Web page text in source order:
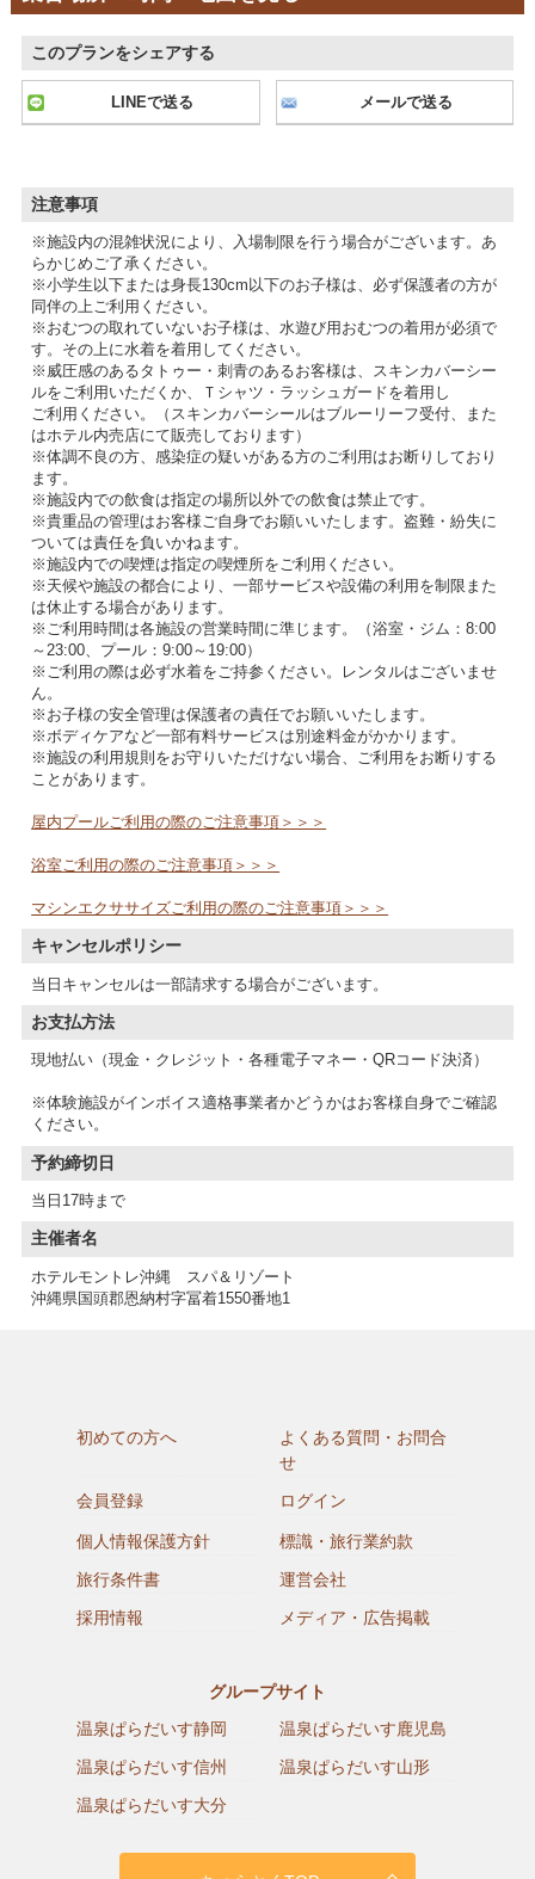
このプランをシェアする
LINEで送る メールで送る
注意事項
※施設内の混雑状況により、入場制限を行う場合がございます。あ
らかじめご了承ください。
※小学生以下または身長130cm以下のお子様は、必ず保護者の方が
同伴の上ご利用ください。
※おむつの取れていないお子様は、水遊び用おむつの着用が必須で
す。その上に水着を着用してください。
※威圧感のあるタトゥー・刺青のあるお客様は、スキンカバーシー
ルをご利用いただくか、Ｔシャツ・ラッシュガードを着用し
ご利用ください。（スキンカバーシールはブルーリーフ受付、また
はホテル内売店にて販売しております）
※体調不良の方、感染症の疑いがある方のご利用はお断りしており
ます。
※施設内での飲食は指定の場所以外での飲食は禁止です。
※貴重品の管理はお客様ご自身でお願いいたします。盗難・紛失に
ついては責任を負いかねます。
※施設内での喫煙は指定の喫煙所をご利用ください。
※天候や施設の都合により、一部サービスや設備の利用を制限また
は休止する場合があります。
※ご利用時間は各施設の営業時間に準じます。（浴室・ジム：8:00
～23:00、プール：9:00～19:00）
※ご利用の際は必ず水着をご持参ください。レンタルはございませ
ん。
※お子様の安全管理は保護者の責任でお願いいたします。
※ボディケアなど一部有料サービスは別途料金がかかります。
※施設の利用規則をお守りいただけない場合、ご利用をお断りする
ことがあります。
屋内プールご利用の際のご注意事項＞＞＞
浴室ご利用の際のご注意事項＞＞＞
マシンエクササイズご利用の際のご注意事項＞＞＞
キャンセルポリシー
当日キャンセルは一部請求する場合がございます。
お支払方法
現地払い（現金・クレジット・各種電子マネー・QRコード決済）
※体験施設がインボイス適格事業者かどうかはお客様自身でご確認
予約締切日
当日17時まで
主催者名
ホテルモントレ沖縄 スパ＆リゾート
沖縄県国頭郡恩納村字冨着1550番地1
初めての方へ
よくある質問・お問合
せ
会員登録
ログイン
個人情報保護方針
標識・旅行業約款
旅行条件書
運営会社
採用情報
メディア・広告掲載
グループサイト
温泉ぱらだいす静岡
温泉ぱらだいす鹿児島
温泉ぱらだいす信州
温泉ぱらだいす山形
温泉ぱらだいす大分